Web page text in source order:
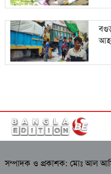
সম্পাদক ও প্রকাশক: মোঃ আল